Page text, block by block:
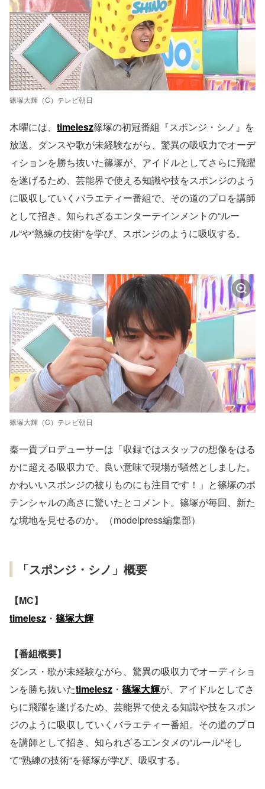
篠塚大輝（C）テレビ朝日
木曜には、 timelesz篠塚の初冠番組『スポンジ・シノ』を
放送。ダンスや歌が未経験ながら、驚異の吸収力でオーデ
ィションを勝ち抜いた篠塚が、アイドルとしてさらに飛躍
を遂げるため、芸能界で使える知識や技をスポンジのよう
に吸収していくバラエティー番組で、その道のプロを講師
として招き、知られざるエンターテインメントの“ルー
ル“や“熟練の技術“を学び、スポンジのように吸収する。
篠塚大輝（C）テレビ朝日
秦一貴プロデューサーは「収録ではスタッフの想像をはる
かに超える吸収力で、良い意味で現場が騒然としました。
かわいいスポンジの被りものにも注目です！」と篠塚のポ
テンシャルの高さに驚いたとコメント。篠塚が毎回、新た
な境地を見せるのか。（modelpress編集部）
「スポンジ・シノ」概要
【MC】
timelesz ・ 篠塚大輝
【番組概要】
ダンス・歌が未経験ながら、驚異の吸収力でオーディショ
ンを勝ち抜いたtimelesz ・ 篠塚大輝が、アイドルとしてさ
らに飛躍を遂げるため、芸能界で使える知識や技をスポン
ジのように吸収していくバラエティー番組。その道のプロ
を講師として招き、知られざるエンタメの“ルール“そし
て“熟練の技術“を篠塚が学び、吸収する。